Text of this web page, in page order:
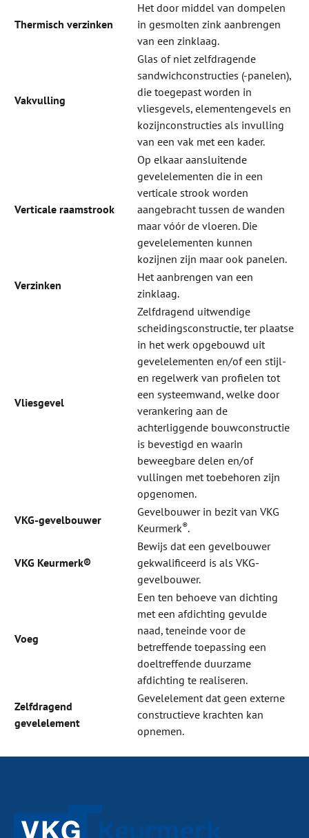
Thermisch verzinken
Het door middel van dompelen
in gesmolten zink aanbrengen
van een zinklaag.
Vakvulling
Glas of niet zelfdragende
sandwichconstructies (-panelen),
die toegepast worden in
vliesgevels, elementengevels en
kozijnconstructies als invulling
van een vak met een kader.
Verticale raamstrook
Op elkaar aansluitende
gevelelementen die in een
verticale strook worden
aangebracht tussen de wanden
maar vóór de vloeren. Die
gevelelementen kunnen
kozijnen zijn maar ook panelen.
Verzinken
Het aanbrengen van een
zinklaag.
Vliesgevel
Zelfdragend uitwendige
scheidingsconstructie, ter plaatse
in het werk opgebouwd uit
gevelelementen en/of een stijl-
en regelwerk van profielen tot
een systeemwand, welke door
verankering aan de
achterliggende bouwconstructie
is bevestigd en waarin
beweegbare delen en/of
vullingen met toebehoren zijn
opgenomen.
VKG-gevelbouwer
Gevelbouwer in bezit van VKG
Keurmerk®.
VKG Keurmerk®
Bewijs dat een gevelbouwer
gekwalificeerd is als VKG-
gevelbouwer.
Voeg
Een ten behoeve van dichting
met een afdichting gevulde
naad, teneinde voor de
betreffende toepassing een
doeltreffende duurzame
afdichting te realiseren.
Zelfdragend
gevelelement
Gevelelement dat geen externe
constructieve krachten kan
opnemen.